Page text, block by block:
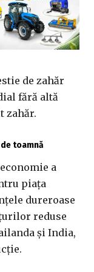
de zahăr
fără altă
zahăr.
toamnă
a
piaţa
dureroase
reduse
şi India,